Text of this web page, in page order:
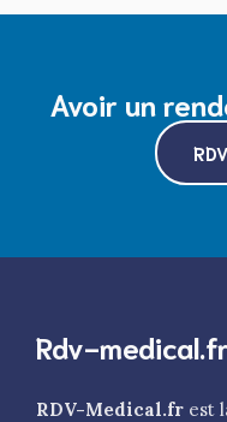
Avoir un
Rdv-medical.fr
RDV-Medical.fr est